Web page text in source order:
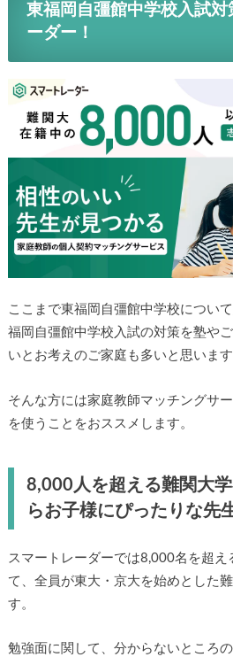
東福岡自彊館中学校入試対
レーダー！
ここまで東福岡自彊館中学校につい
東福岡自彊館中学校入試の対策を塾
難しいとお考えのご家庭も多いと思い
そんな方には家庭教師マッチングサ
ーを使うことをおススメします。
8,000人を超える難関大
らお子様にぴったりな先
スマートレーダーでは8,000名を超え
て、全員が東大・京大を始めとした
す。
勉強面に関して、分からないところ